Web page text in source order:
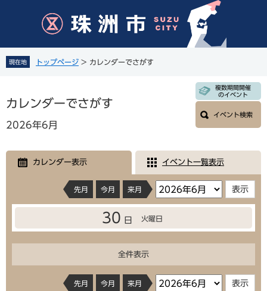
先
頭
。
を
飛
て
文
現在地 トップページ > カレンダーでさがす
文
カレンダーでさがす
複数期間開催
のイベント
イベント検索
2026年6月
カレンダー表示 イベント一覧表示
先月 今月 来月
30 日 火曜日
全件表示
先月 今月 来月